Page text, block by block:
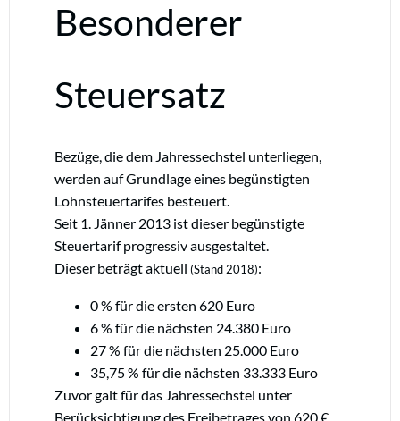
Besonderer
Steuersatz
Bezüge, die dem Jahressechstel unterliegen,
werden auf Grundlage eines begünstigten
Lohnsteuertarifes besteuert.
Seit 1. Jänner 2013 ist dieser begünstigte
Steuertarif progressiv ausgestaltet.
Dieser beträgt aktuell (Stand 2018):
0 % für die ersten 620 Euro
6 % für die nächsten 24.380 Euro
27 % für die nächsten 25.000 Euro
35,75 % für die nächsten 33.333 Euro
Zuvor galt für das Jahressechstel unter
Berücksichtigung des Freibetrages von 620 €